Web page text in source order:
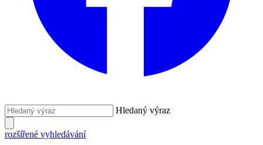
Hledaný výraz
rozšířené vyhledávání